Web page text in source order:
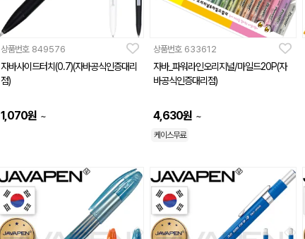
상품번호 849576
자바사이드터치(0.7)(자바공식인증대리
점)
1,070원 ~
상품번호 633612
자바_파워라인오리지널/마일드20P(자
바공식인증대리점)
4,630원 ~
케이스무료